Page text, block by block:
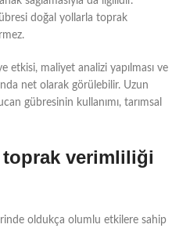
doğal yollarla toprak
etkisi, maliyet analizi yapılması ve
net olarak görülebilir. Uzun
gübresinin kullanımı, tarımsal
verimliliği
oldukça olumlu etkilere sahip